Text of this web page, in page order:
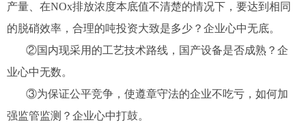
产量、在NOx排放浓度本底值不清楚的情况下，要达到相同
的脱硝效率，合理的吨投资大致是多少？企业心中无底。
②国内现采用的工艺技术路线，国产设备是否成熟？企
业心中无数。
③为保证公平竞争，使遵章守法的企业不吃亏，如何加
强监管监测？企业心中打鼓。